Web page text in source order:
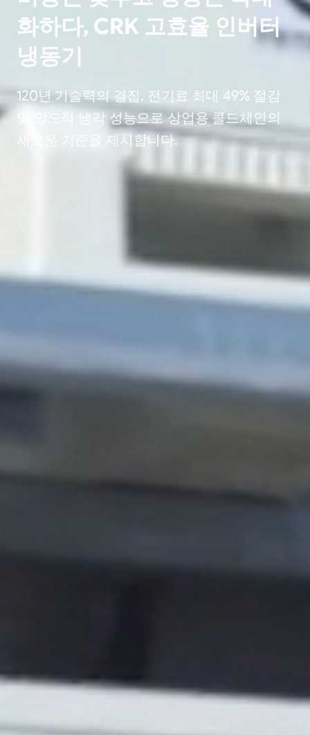
화하다, CRK 고효율 인버터
냉동기
120년 기술력의 결집. 전기료 최대 49% 절감
및 압도적 냉각 성능으로 상업용 콜드체인의
새로운 기준을 제시합니다.